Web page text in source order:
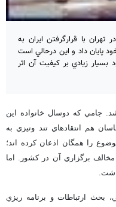
با قرارگرفتن ايران به
پايان داد و اين درحالي است
زيادي بر كيفيت آن اثر
جامي كه دوسال خانواده اين
هم انتقادهاي تند وتيزي به
را همگان اذعان كرده اند؛
برگزاري آن در كشور. اما
بحث ارتباطات و برنامه ريزي